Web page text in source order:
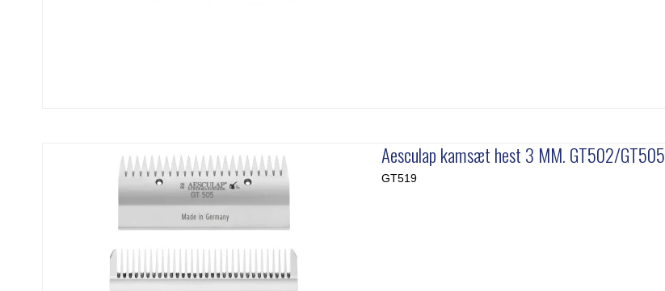
Aesculap kamsæt hest 3 MM. GT502/GT505
GT519